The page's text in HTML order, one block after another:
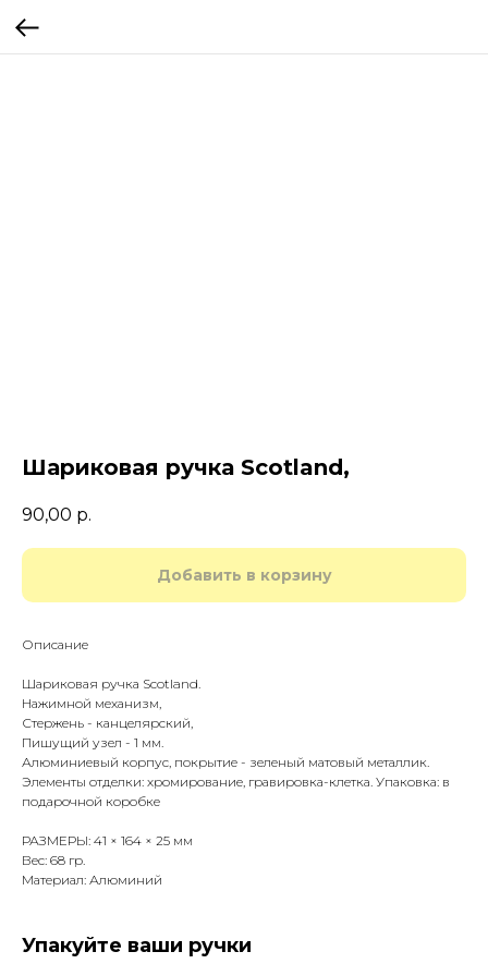
Шариковая ручка Scotland,
90,00 р.
Добавить в корзину
Описание
Шариковая ручка Scotland.
Нажимной механизм,
Стержень - канцелярский,
Пишущий узел - 1 мм.
Алюминиевый корпус, покрытие - зеленый матовый металлик.
Элементы отделки: хромирование, гравировка-клетка. Упаковка: в
подарочной коробке
РАЗМЕРЫ: 41 × 164 × 25 мм
Вес: 68 гр.
Материал: Алюминий
Упакуйте ваши ручки